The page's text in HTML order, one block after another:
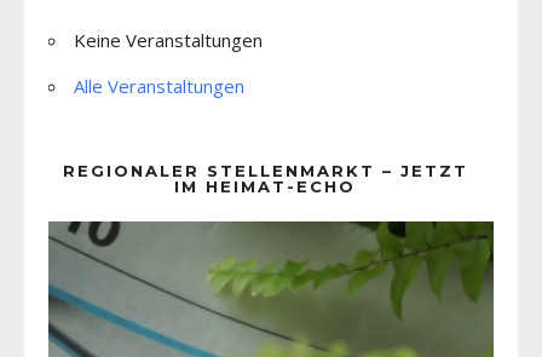
Keine Veranstaltungen
Alle Veranstaltungen
REGIONALER STELLENMARKT – JETZT
IM HEIMAT-ECHO
Player